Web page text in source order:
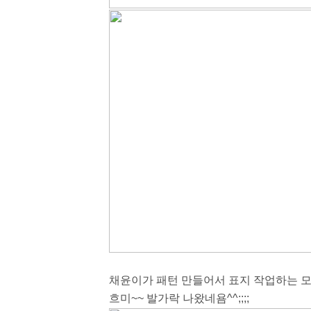
채윤이가 패턴 만들어서 표지 작업하는
흐미~~ 발가락 나왔네욤^^;;;;